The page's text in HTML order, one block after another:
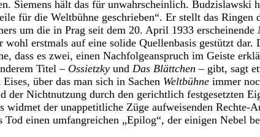
Siemens hält das für unwahrscheinlich. Budzislawski
für die Weltbühne geschrieben“. Er stellt das Ringen
um die in Prag seit dem 20. April 1933 erscheinende
erstmals auf eine solide Quellenbasis gestützt dar.
dass es zwei, einen Nachfolgeanspruch im Geiste
Titel – Ossietzky und Das Blättchen – gibt, sagt
über das man sich in Sachen Weltbühne immer
der Nichtnutzung durch den gerichtlich festgesetzten
der unappetitliche Züge aufweisenden Rechte-
einen umfangreichen „Epilog“, der einigen Nebel